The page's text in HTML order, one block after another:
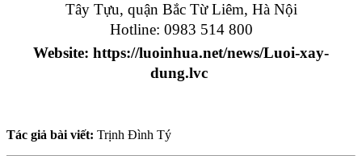
Tây Tựu, quận Bắc Từ Liêm, Hà Nội
Hotline: 0983 514 800
Website: https://luoinhua.net/news/Luoi-xay-
dung.lvc
Tác giả bài viết: Trịnh Đình Tý